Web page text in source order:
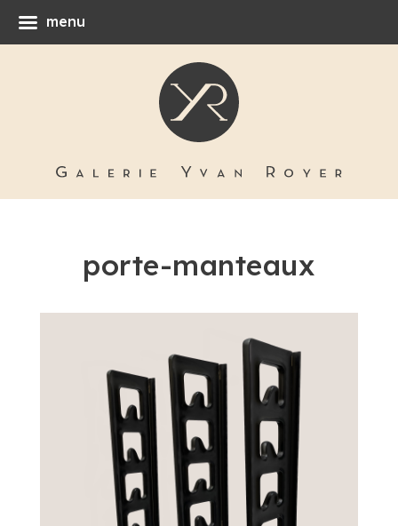
porte-manteaux
menu